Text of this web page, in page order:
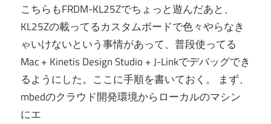
こちらもFRDM-KL25Zでちょっと遊んだあと、
KL25Zの載ってるカスタムボードで色々やらなき
ゃいけないという事情があって、普段使ってる
Mac + Kinetis Design Studio + J-Linkでデバッグでき
るようにした。ここに手順を書いておく。 まず、
mbedのクラウド開発環境からローカルのマシン
にエ